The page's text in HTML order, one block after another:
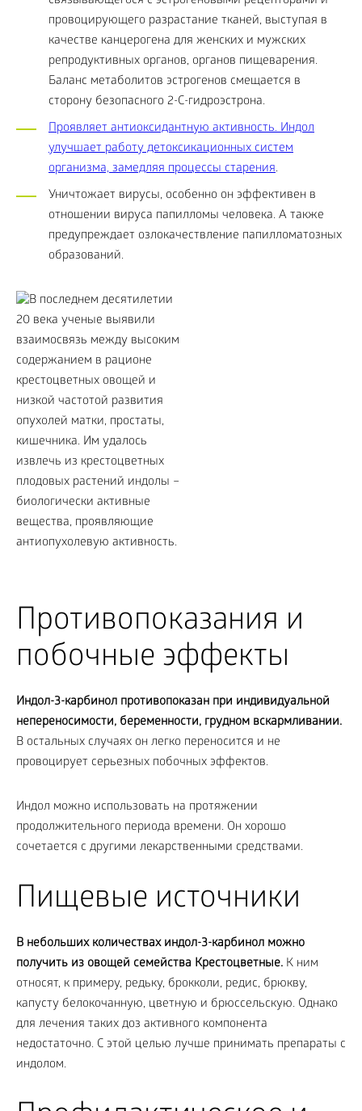
провоцирующего разрастание тканей, выступая в
качестве канцерогена для женских и мужских
репродуктивных органов, органов пищеварения.
Баланс метаболитов эстрогенов смещается в
сторону безопасного 2-С-гидроэстрона.
Проявляет антиоксидантную активность. Индол
улучшает работу детоксикационных систем
организма, замедляя процессы старения.
Уничтожает вирусы, особенно он эффективен в
отношении вируса папилломы человека. А также
предупреждает озлокачествление папилломатозных
образований.
Противопоказания и
побочные эффекты
Индол-3-карбинол противопоказан при индивидуальной
непереносимости, беременности, грудном вскармливании.
В остальных случаях он легко переносится и не
провоцирует серьезных побочных эффектов.
Индол можно использовать на протяжении
продолжительного периода времени. Он хорошо
сочетается с другими лекарственными средствами.
Пищевые источники
В небольших количествах индол-3-карбинол можно
получить из овощей семейства Крестоцветные. К ним
относят, к примеру, редьку, брокколи, редис, брюкву,
капусту белокочанную, цветную и брюссельскую. Однако
для лечения таких доз активного компонента
недостаточно. С этой целью лучше принимать препараты с
индолом.